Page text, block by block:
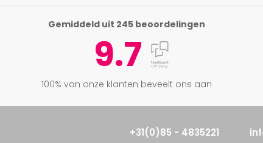
Gemiddeld uit 245 beoordelingen
9.7
100% van onze klanten beveelt ons aan
+31(0)85 - 4835221